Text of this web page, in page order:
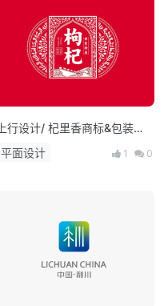
上行设计/ 杞里香商标&包装设
计(电商）
平面设计 1 0